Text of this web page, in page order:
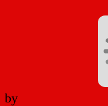
by